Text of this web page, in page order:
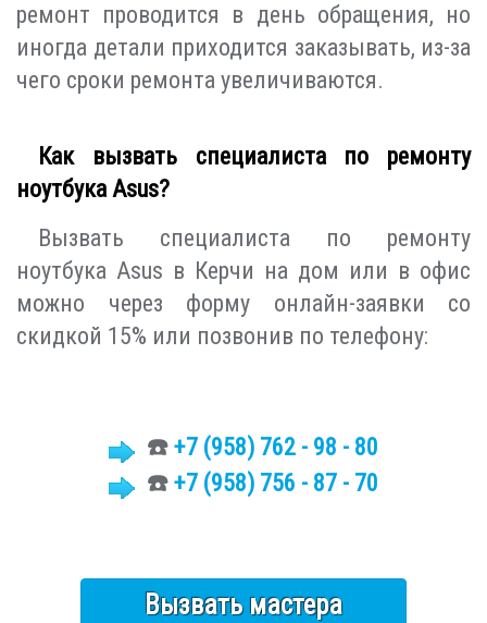
ремонт проводится в день обращения, но
иногда детали приходится заказывать, из-за
чего сроки ремонта увеличиваются.
Как вызвать специалиста по ремонту
ноутбука Asus?
Вызвать специалиста по ремонту
ноутбука Asus в Керчи на дом или в офис
можно через форму онлайн-заявки со
скидкой 15% или позвонив по телефону:
☎️ +7 (958) 762 - 98 - 80
☎️ +7 (958) 756 - 87 - 70
Вызвать мастера